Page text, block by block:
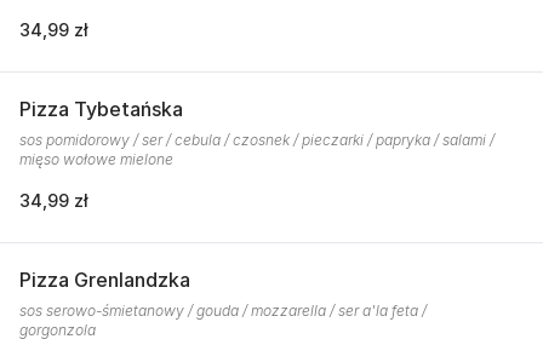
34,99 zł
Pizza Tybetańska
sos pomidorowy / ser / cebula / czosnek / pieczarki / papryka / salami /
mięso wołowe mielone
34,99 zł
Pizza Grenlandzka
sos serowo-śmietanowy / gouda / mozzarella / ser a'la feta /
gorgonzola